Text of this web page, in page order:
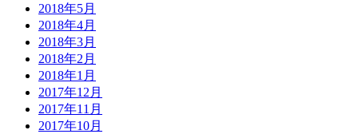
2018年5月
2018年4月
2018年3月
2018年2月
2018年1月
2017年12月
2017年11月
2017年10月